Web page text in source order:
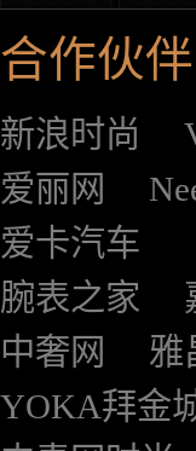
合作伙
新浪时尚
爱丽网
爱卡汽车
腕表之家
中奢网
雅
YOKA拜金